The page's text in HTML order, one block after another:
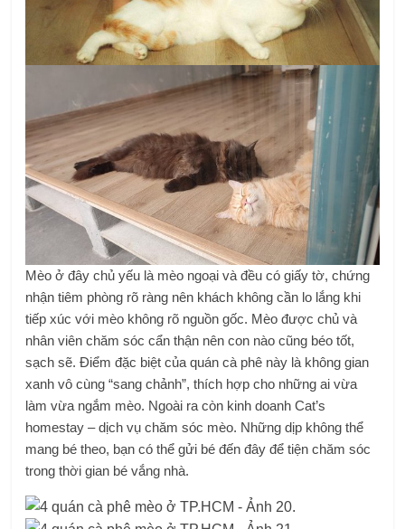
Mèo ở đây chủ yếu là mèo ngoại và đều có giấy tờ, chứng
nhận tiêm phòng rõ ràng nên khách không cần lo lắng khi
tiếp xúc với mèo không rõ nguồn gốc. Mèo được chủ và
nhân viên chăm sóc cẩn thận nên con nào cũng béo tốt,
sạch sẽ. Điểm đặc biệt của quán cà phê này là không gian
xanh vô cùng “sang chảnh”, thích hợp cho những ai vừa
làm vừa ngắm mèo. Ngoài ra còn kinh doanh Cat’s
homestay – dịch vụ chăm sóc mèo. Những dịp không thể
mang bé theo, bạn có thể gửi bé đến đây để tiện chăm sóc
trong thời gian bé vắng nhà.